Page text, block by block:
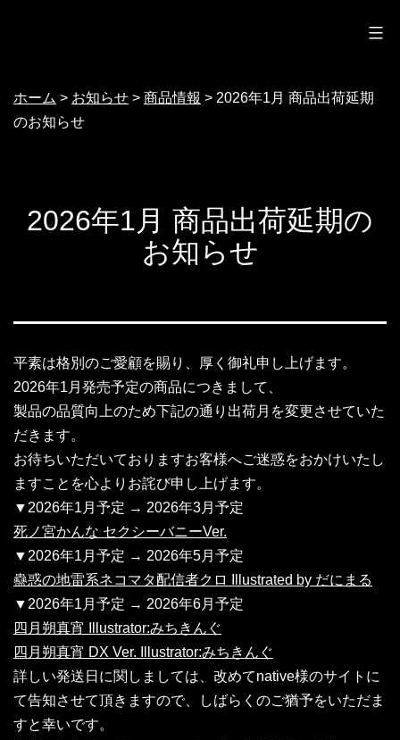
ンホーム > お知らせ > 商品情報 > 2026年1月 商品出荷延期
のお知らせ
2026年1月 商品出荷延期の
お知らせ
平素は格別のご愛顧を賜り、厚く御礼申し上げます。
2026年1月発売予定の商品につきまして、
製品の品質向上のため下記の通り出荷月を変更させていた
だきます。
お待ちいただいておりますお客様へご迷惑をおかけいたし
ますことを心よりお詫び申し上げます。
▼2026年1月予定 → 2026年3月予定
死ノ宮かんな セクシーバニーVer.
▼2026年1月予定 → 2026年5月予定
蠱惑の地雷系ネコマタ配信者クロ Illustrated by だにまる
▼2026年1月予定 → 2026年6月予定
四月朔真宵 Illustrator:みちきんぐ
四月朔真宵 DX Ver. Illustrator:みちきんぐ
詳しい発送日に関しましては、改めてnative様のサイトに
て告知させて頂きますので、しばらくのご猶予をいただま
すと幸いです。